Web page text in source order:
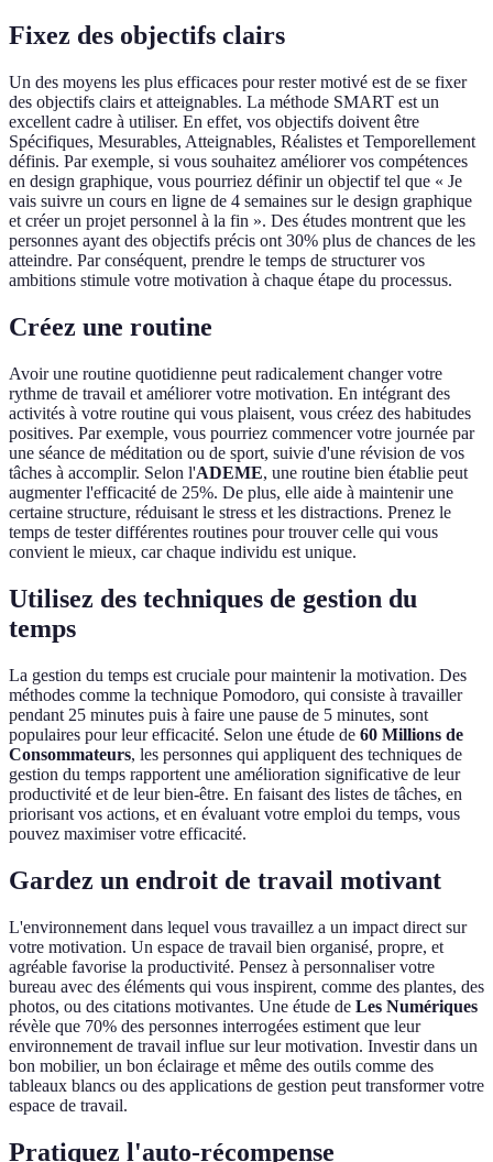
Fixez des objectifs clairs
Un des moyens les plus efficaces pour rester motivé est de se fixer
des objectifs clairs et atteignables. La méthode SMART est un
excellent cadre à utiliser. En effet, vos objectifs doivent être
Spécifiques, Mesurables, Atteignables, Réalistes et Temporellement
définis. Par exemple, si vous souhaitez améliorer vos compétences
en design graphique, vous pourriez définir un objectif tel que « Je
vais suivre un cours en ligne de 4 semaines sur le design graphique
et créer un projet personnel à la fin ». Des études montrent que les
personnes ayant des objectifs précis ont 30% plus de chances de les
atteindre. Par conséquent, prendre le temps de structurer vos
ambitions stimule votre motivation à chaque étape du processus.
Créez une routine
Avoir une routine quotidienne peut radicalement changer votre
rythme de travail et améliorer votre motivation. En intégrant des
activités à votre routine qui vous plaisent, vous créez des habitudes
positives. Par exemple, vous pourriez commencer votre journée par
une séance de méditation ou de sport, suivie d'une révision de vos
tâches à accomplir. Selon l'ADEME, une routine bien établie peut
augmenter l'efficacité de 25%. De plus, elle aide à maintenir une
certaine structure, réduisant le stress et les distractions. Prenez le
temps de tester différentes routines pour trouver celle qui vous
convient le mieux, car chaque individu est unique.
Utilisez des techniques de gestion du
temps
La gestion du temps est cruciale pour maintenir la motivation. Des
méthodes comme la technique Pomodoro, qui consiste à travailler
pendant 25 minutes puis à faire une pause de 5 minutes, sont
populaires pour leur efficacité. Selon une étude de 60 Millions de
Consommateurs, les personnes qui appliquent des techniques de
gestion du temps rapportent une amélioration significative de leur
productivité et de leur bien-être. En faisant des listes de tâches, en
priorisant vos actions, et en évaluant votre emploi du temps, vous
pouvez maximiser votre efficacité.
Gardez un endroit de travail motivant
L'environnement dans lequel vous travaillez a un impact direct sur
votre motivation. Un espace de travail bien organisé, propre, et
agréable favorise la productivité. Pensez à personnaliser votre
bureau avec des éléments qui vous inspirent, comme des plantes, des
photos, ou des citations motivantes. Une étude de Les Numériques
révèle que 70% des personnes interrogées estiment que leur
environnement de travail influe sur leur motivation. Investir dans un
bon mobilier, un bon éclairage et même des outils comme des
tableaux blancs ou des applications de gestion peut transformer votre
espace de travail.
Pratiquez l'auto-récompense